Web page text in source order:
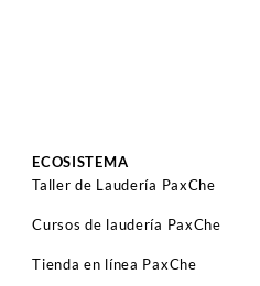
ECOSISTEMA
Taller de Laudería PaxChe
Cursos de laudería PaxChe
Tienda en línea PaxChe